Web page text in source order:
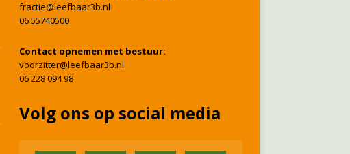
fractie@leefbaar3b.nl
06 55740500
Contact opnemen met bestuur:
voorzitter@leefbaar3b.nl
06 228 094 98
Volg ons op social media